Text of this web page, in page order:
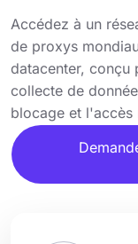
Accédez à un
de proxys
datacenter, conçu
collecte de
blocage et l'accès